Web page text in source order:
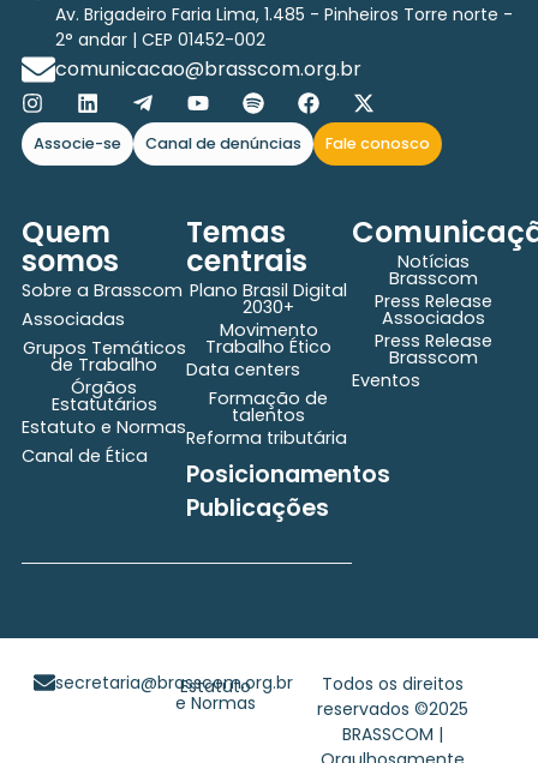
Av. Brigadeiro Faria Lima, 1.485 - Pinheiros Torre norte -
2° andar | CEP 01452-002
comunicacao@brasscom.org.br
Associe-se Canal de denúncias Fale conosco
Quem
somos
Sobre a Brasscom
Associadas
Grupos Temáticos
de Trabalho
Órgãos
Estatutários
Estatuto e Normas
Canal de Ética
Temas
centrais
Plano Brasil Digital
2030+
Movimento
Trabalho Ético
Data centers
Formação de
talentos
Reforma tributária
Posicionamentos
Publicações
Notícias
Brasscom
Press Release
Associados
Press Release
Brasscom
Eventos
Todos os direitos
reservados ©2025
BRASSCOM |
secretaria@brasscom.org.br
Estatuto
e Normas